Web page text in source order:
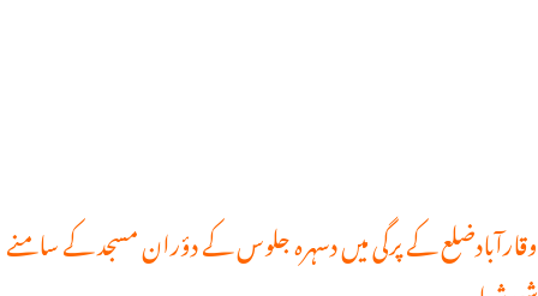
وقارآبادضلع کے پرگی میں دسہرہ جلوس کے دؤران مسجد کے سامنے